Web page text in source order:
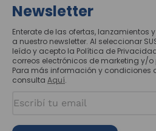
Newsletter
Enterate de las ofertas, lanzamientos
a nuestro newsletter. Al seleccionar
leído y acepto la Política de
correos electrónicos de marketing y/o
Para más información y condiciones
consulta Aquí.